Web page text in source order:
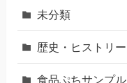
未分類
歴史・ヒストリー
食品ぷちサンプル